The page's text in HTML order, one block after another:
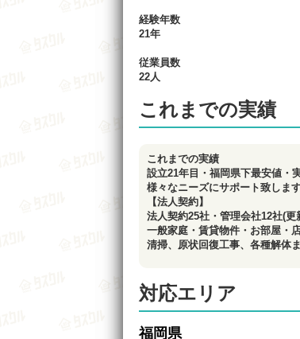
経験年数
21年
従業員数
22人
これまでの実績
これまでの実績
設立21年目・福岡県下最安値・
様々なニーズにサポート致します
【法人契約】
法人契約25社・管理会社12社(更
一般家庭・賃貸物件・お部屋・
清掃、原状回復工事、各種解体
対応エリア
福岡県